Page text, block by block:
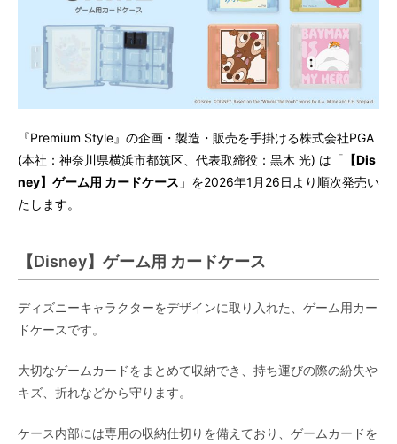
『Premium Style』の企画・製造・販売を手掛ける株式会社PGA
(本社：神奈川県横浜市都筑区、代表取締役：黒木 光) は「 【Dis
ney】ゲーム用 カードケース 」を2026年1月26日より順次発売い
たします。
【Disney】ゲーム用 カードケース
ディズニーキャラクターをデザインに取り入れた、ゲーム用カー
ドケースです。
大切なゲームカードをまとめて収納でき、持ち運びの際の紛失や
キズ、折れなどから守ります。
ケース内部には専用の収納仕切りを備えており、ゲームカードを